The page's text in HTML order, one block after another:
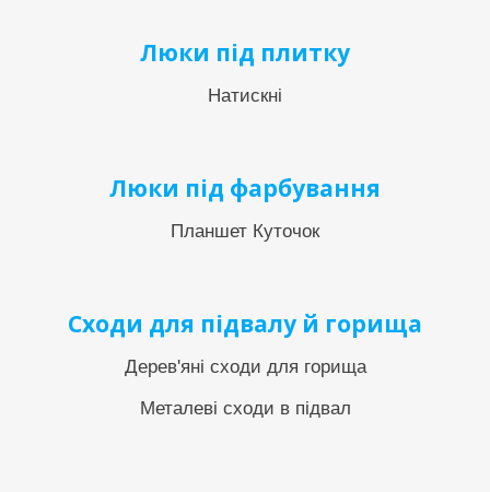
Люки під плитку
Натискні
Люки під фарбування
Планшет Куточок
Сходи для підвалу й горища
Дерев'яні сходи для горища
Металеві сходи в підвал